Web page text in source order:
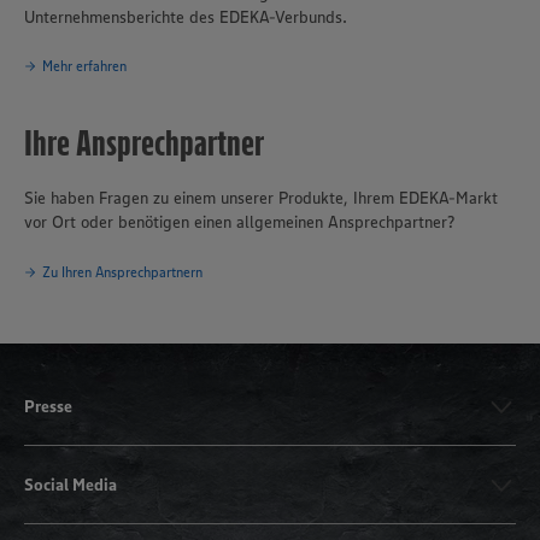
Hamburg. Die EDEKA Minden-Hannover engagiert sich wegweisend
in Sachen Nachhaltigkeit und Klimaschutz. Seit über 100 Jahren ist
Grundprinzipien des Unternehmensverbundes.
Unternehmensberichte des EDEKA-Verbunds.
Mehr erfahren
Ihre Ansprechpartner
Sie haben Fragen zu einem unserer Produkte, Ihrem EDEKA-Markt
vor Ort oder benötigen einen allgemeinen Ansprechpartner?
Zu Ihren Ansprechpartnern
Presse
Social Media